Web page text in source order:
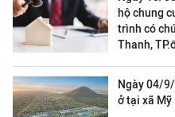
hộ chung
trình có
Thanh,
Ngày 04/
ở tại xã Mỹ